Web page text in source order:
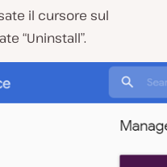
il cursore sul
“Uninstall”.